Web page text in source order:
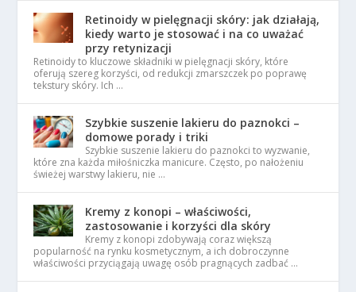
Retinoidy w pielęgnacji skóry: jak działają,
kiedy warto je stosować i na co uważać
przy retynizacji
Retinoidy to kluczowe składniki w pielęgnacji skóry, które
oferują szereg korzyści, od redukcji zmarszczek po poprawę
tekstury skóry. Ich …
Szybkie suszenie lakieru do paznokci –
domowe porady i triki
Szybkie suszenie lakieru do paznokci to wyzwanie,
które zna każda miłośniczka manicure. Często, po nałożeniu
świeżej warstwy lakieru, nie …
Kremy z konopi – właściwości,
zastosowanie i korzyści dla skóry
Kremy z konopi zdobywają coraz większą
popularność na rynku kosmetycznym, a ich dobroczynne
właściwości przyciągają uwagę osób pragnących zadbać …